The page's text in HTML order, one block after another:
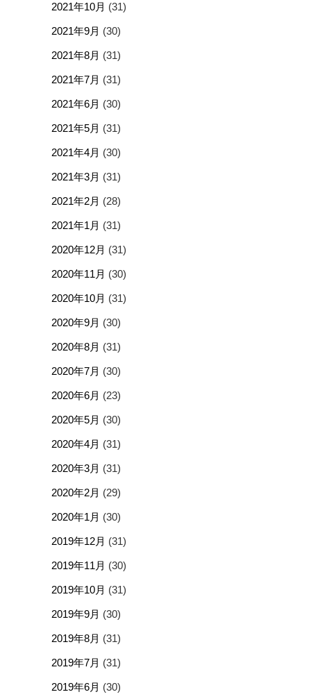
2021年10月 (31)
2021年9月 (30)
2021年8月 (31)
2021年7月 (31)
2021年6月 (30)
2021年5月 (31)
2021年4月 (30)
2021年3月 (31)
2021年2月 (28)
2021年1月 (31)
2020年12月 (31)
2020年11月 (30)
2020年10月 (31)
2020年9月 (30)
2020年8月 (31)
2020年7月 (30)
2020年6月 (23)
2020年5月 (30)
2020年4月 (31)
2020年3月 (31)
2020年2月 (29)
2020年1月 (30)
2019年12月 (31)
2019年11月 (30)
2019年10月 (31)
2019年9月 (30)
2019年8月 (31)
2019年7月 (31)
2019年6月 (30)